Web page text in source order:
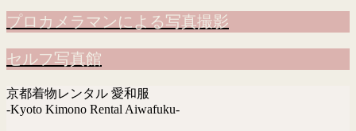
プロカメラマンによる写真撮影
セルフ写真館
京都着物レンタル 愛和服
-Kyoto Kimono Rental Aiwafuku-